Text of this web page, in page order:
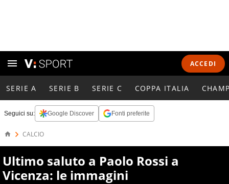
ACCEDI
SERIE A SERIE B SERIE C COPPA ITALIA
Seguici su: Google Discover Fonti preferite
CALCIO
Ultimo saluto a Paolo Rossi a
Vicenza: le immagini